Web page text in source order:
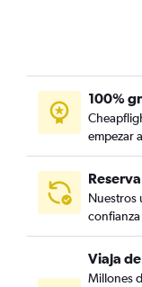
100%
empezar
Nuestros
Viaja
Millones